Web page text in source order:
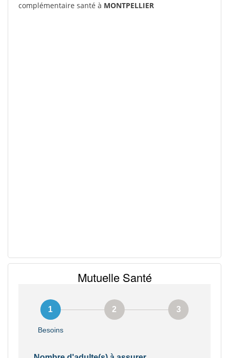
complémentaire santé à MONTPELLIER